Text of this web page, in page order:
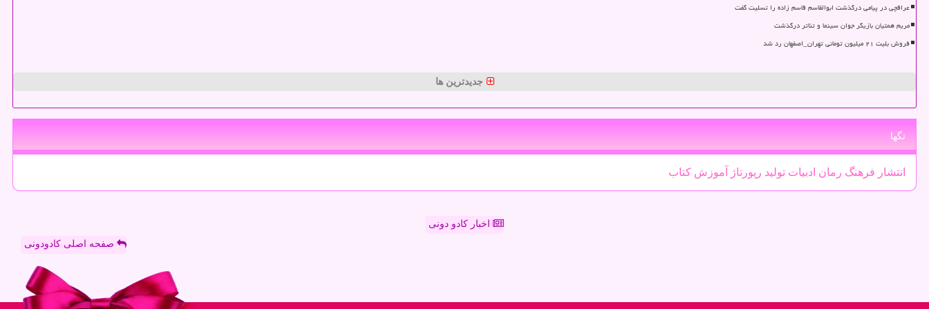
عراقچی در پیامی درگذشت ابوالقاسم قاسم زاده را تسلیت گفت
مریم همتیان بازیگر جوان سینما و تئاتر درگذشت
فروش بلیت ۲۱ میلیون تومانی تهران_اصفهان رد شد
جدیدترین ها
تگها
انتشار فرهنگ رمان ادبیات تولید رپورتاژ آموزش كتاب
اخبار کادو دونی
صفحه اصلی کادودونی